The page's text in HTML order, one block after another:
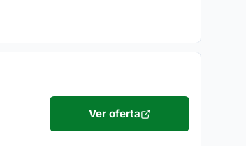
Ver oferta